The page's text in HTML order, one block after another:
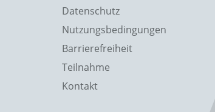
Datenschutz
Nutzungsbedingungen
Barrierefreiheit
Teilnahme
Kontakt